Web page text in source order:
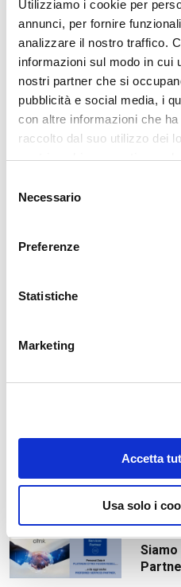
Utilizziamo i cookie per
annunci, per fornire
analizzare il nostro traffico.
informazioni sul modo in cui
nostri partner che si
pubblicità e social media, i
con altre informazioni che
raccolto dal suo utilizzo dei
nostri cookie se continua ad
delNecessario
Preferenze
Statistiche
Marketing
Accetta
Usa solo i
utile, avendo attivato
possiamo aspettarci che
essere aggiornata per i
In futuro valuteremo la
affidabilità con uno storage
remota, ma per ora
esigenze ed abbiamo
Leggi La Case History Completa
Rassegna